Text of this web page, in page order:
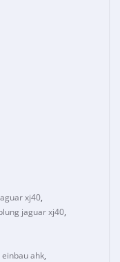
xj40,
jaguar xj40,
ahk,